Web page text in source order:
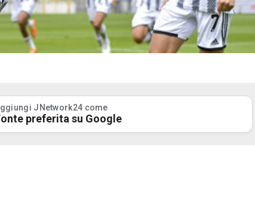
JNetwork24 come
preferita su Google